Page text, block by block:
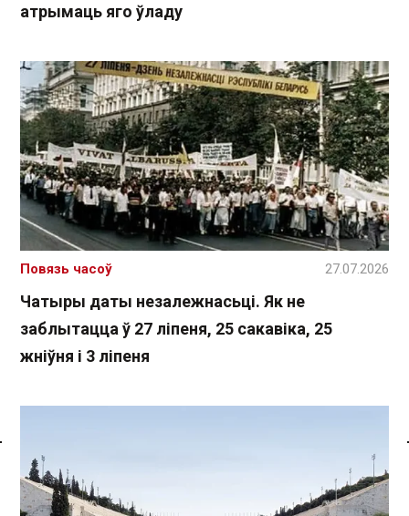
Спасылка без VPN
атрымаць яго ўладу
Чатыры даты незалежнасьці. Як не
заблытацца ў 27 ліпеня, 25 сакавіка, 25
жніўня і 3 ліпеня
Повязь часоў 27.07.2026